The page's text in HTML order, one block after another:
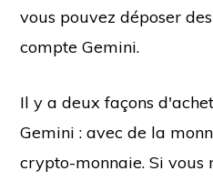
vous pouvez déposer
compte Gemini.
Il y a deux façons
Gemini : avec de la
crypto-monnaie. Si vous